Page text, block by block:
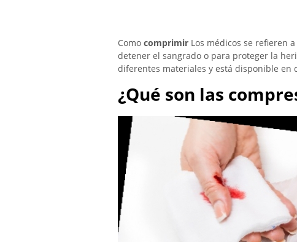
Como comprimir Los médicos se refieren
detener el sangrado o para proteger la
diferentes materiales y está disponible en
¿Qué son las